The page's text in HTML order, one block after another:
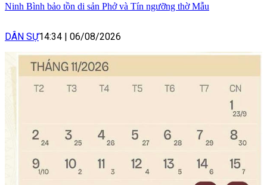
Ninh Bình bảo tồn di sản Phở và Tín ngưỡng thờ Mẫu
DÂN SỰ14:34 | 06/08/2026